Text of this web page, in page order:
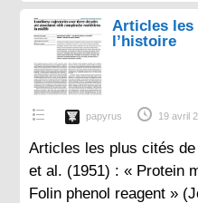
Articles les
l’histoire
papyrus 19 avril
Articles les plus cités
et al. (1951) : « Protein
Folin phenol reagent »